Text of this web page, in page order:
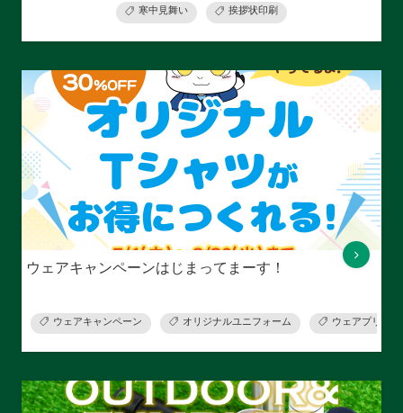
寒中見舞い 挨拶状印刷
ウェアキャンペーンはじまってまーす！
ウェアキャンペーン オリジナルユニフォーム ウェアプリント